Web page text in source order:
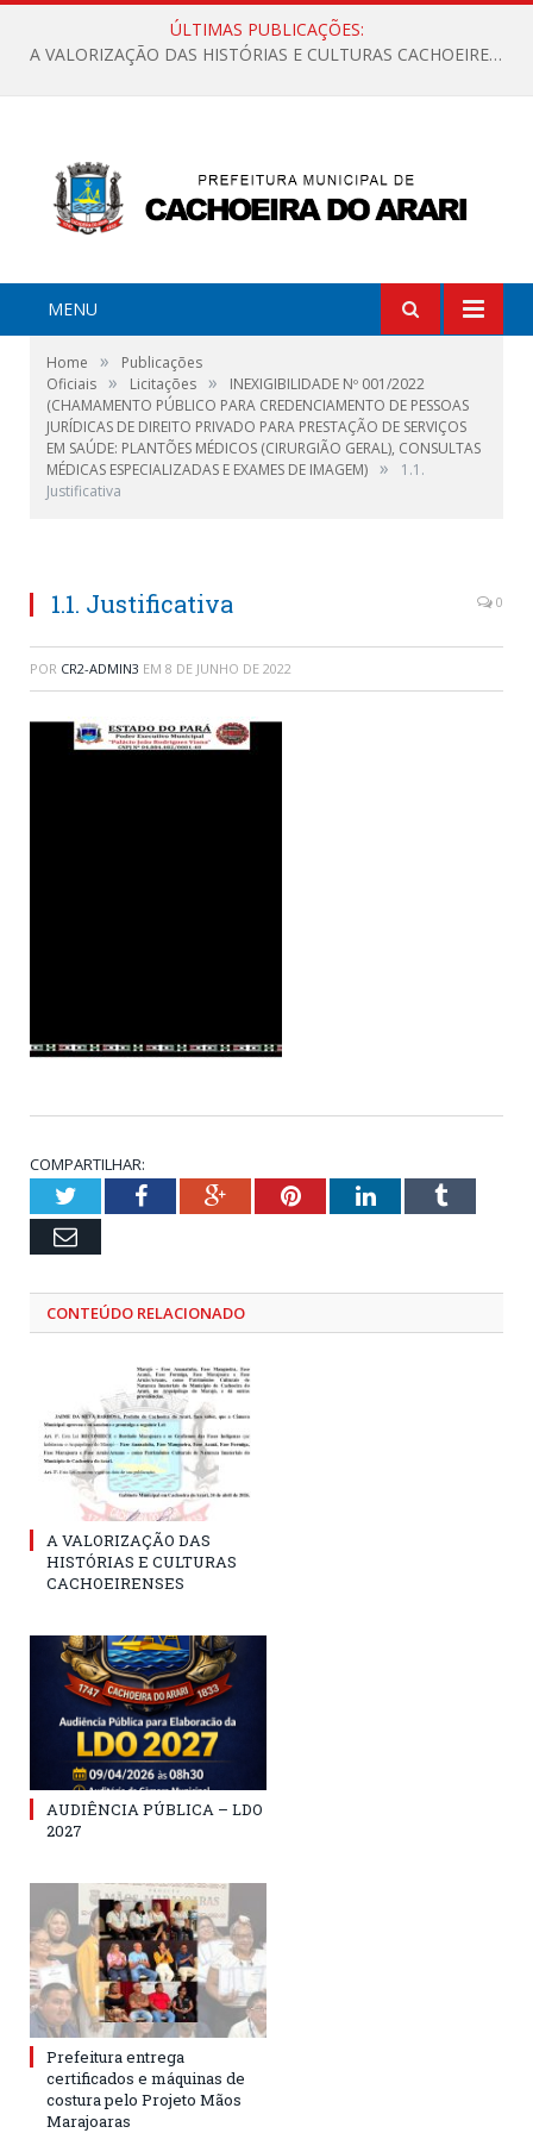
ÚLTIMAS PUBLICAÇÕES:
A VALORIZAÇÃO DAS HISTÓRIAS E CULTURAS CACHOEIRENSES
MENU
Home »
Publicações
Oficiais » Licitações »
INEXIGIBILIDADE Nº 001/2022
(CHAMAMENTO PÚBLICO PARA CREDENCIAMENTO DE PESSOAS
JURÍDICAS DE DIREITO PRIVADO PARA PRESTAÇÃO DE SERVIÇOS
EM SAÚDE: PLANTÕES MÉDICOS (CIRURGIÃO GERAL), CONSULTAS
MÉDICAS ESPECIALIZADAS E EXAMES DE IMAGEM) »
1.1.
Justificativa
1.1. Justificativa 0
POR CR2-ADMIN3 EM 8 DE JUNHO DE 2022
COMPARTILHAR:
TwitterFacebookGoogle+PinterestLinkedInTumblr
Email
CONTEÚDO RELACIONADO
A VALORIZAÇÃO DAS
HISTÓRIAS E CULTURAS
CACHOEIRENSES
AUDIÊNCIA PÚBLICA – LDO
2027
Prefeitura entrega
certificados e máquinas de
costura pelo Projeto Mãos
Marajoaras